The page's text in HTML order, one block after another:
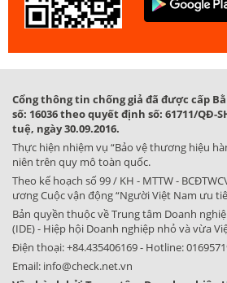
Cổng thông tin chống giả đã được cấp
số: 16036 theo quyết định số: 61711/QĐ-
tuệ, ngày 30.09.2016.
Thực hiện nhiệm vụ “Bảo vệ thương hiệu
niên trên quy mô toàn quốc.
Theo kế hoạch số 99 / KH - MTTW -
ương Cuộc vận động “Người Việt Nam ưu
Bản quyền thuộc về Trung tâm Doanh
(IDE) - Hiệp hội Doanh nghiệp nhỏ và vừa
Điện thoại:+84.435406169- Hotline:
Email: info@check.net.vn